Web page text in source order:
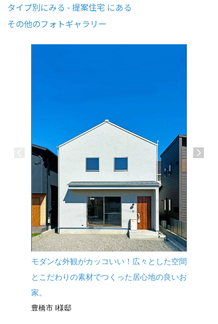
タイプ別にみる - 提案住宅 にある
その他のフォトギャラリー
モダンな外観がカッコいい！広々とした空間
とこだわりの素材でつくった居心地の良いお
家。
豊橋市 I様邸